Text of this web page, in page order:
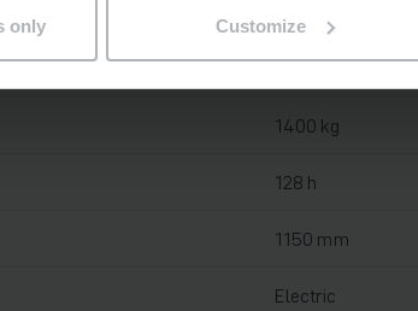
only Customize
122 mm
1400 kg
128 h
1150 mm
Electric